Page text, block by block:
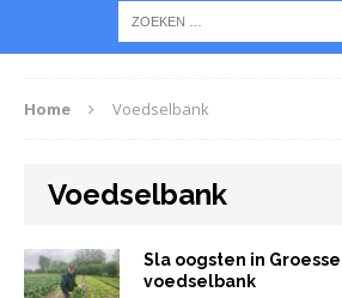
Home Voedselbank
Voedselbank
Sla oogsten in
voedselbank